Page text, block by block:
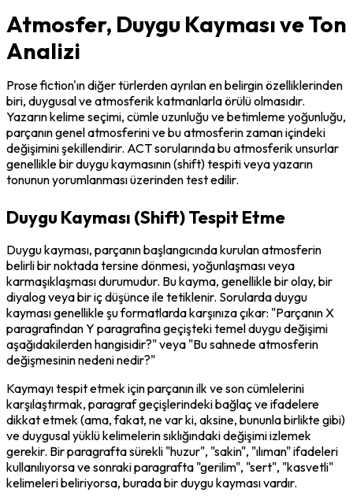
Atmosfer, Duygu Kayması ve Ton
Analizi
Prose fiction'ın diğer türlerden ayrılan en belirgin özelliklerinden
biri, duygusal ve atmosferik katmanlarla örülü olmasıdır.
Yazarın kelime seçimi, cümle uzunluğu ve betimleme yoğunluğu,
parçanın genel atmosferini ve bu atmosferin zaman içindeki
değişimini şekillendirir. ACT sorularında bu atmosferik unsurlar
genellikle bir duygu kaymasının (shift) tespiti veya yazarın
tonunun yorumlanması üzerinden test edilir.
Duygu Kayması (Shift) Tespit Etme
Duygu kayması, parçanın başlangıcında kurulan atmosferin
belirli bir noktada tersine dönmesi, yoğunlaşması veya
karmaşıklaşması durumudur. Bu kayma, genellikle bir olay, bir
diyalog veya bir iç düşünce ile tetiklenir. Sorularda duygu
kayması genellikle şu formatlarda karşınıza çıkar: "Parçanın X
paragrafindan Y paragrafina geçişteki temel duygu değişimi
aşağıdakilerden hangisidir?" veya "Bu sahnede atmosferin
değişmesinin nedeni nedir?"
Kaymayı tespit etmek için parçanın ilk ve son cümlelerini
karşılaştırmak, paragraf geçişlerindeki bağlaç ve ifadelere
dikkat etmek (ama, fakat, ne var ki, aksine, bununla birlikte gibi)
ve duygusal yüklü kelimelerin sıklığındaki değişimi izlemek
gerekir. Bir paragrafta sürekli "huzur", "sakin", "ılıman" ifadeleri
kullanılıyorsa ve sonraki paragrafta "gerilim", "sert", "kasvetli"
kelimeleri beliriyorsa, burada bir duygu kayması vardır.